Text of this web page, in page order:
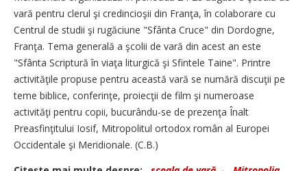
vară pentru clerul şi credincioşii din Franţa, în colaborare cu
Centrul de studii şi rugăciune "Sfânta Cruce" din Dordogne,
Franţa. Tema generală a şcolii de vară din acest an este
"Sfânta Scriptură în viaţa liturgică şi Sfintele Taine". Printre
activităţile propuse pentru această vară se numără discuţii pe
teme biblice, conferinţe, proiecţii de film şi numeroase
activităţi pentru copii, bucurându-se de prezenţa Înalt
Preasfinţitului Iosif, Mitropolitul ortodox român al Europei
Occidentale şi Meridionale. (C.B.)